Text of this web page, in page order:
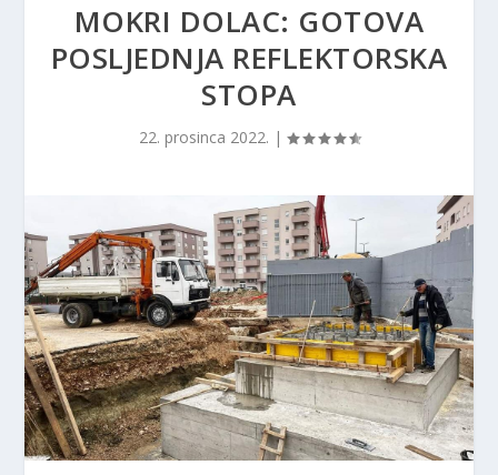
MOKRI DOLAC: GOTOVA
POSLJEDNJA REFLEKTORSKA
STOPA
22. prosinca 2022. |